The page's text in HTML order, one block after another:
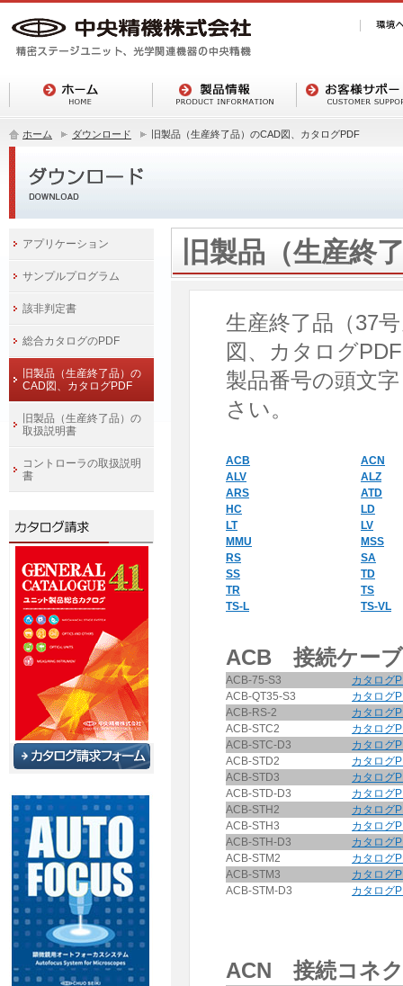
ホーム ダウンロード 旧製品（生産終了品）のCAD図、カタログPDF
旧製品（生産終
生産終了品（37
図、カタログ
製品番号の頭文
さい。
ACB
ACN
ALV
ALZ
ARS
ATD
HC
LD
LT
LV
MMU
MSS
RS
SA
SS
TD
TR
TS
TS-L
TS-VL
ACB 接続ケー
ACB-75-S3
カタログ
ACB-QT35-S3
カタログ
ACB-RS-2
カタログ
ACB-STC2
カタログ
ACB-STC-D3
カタログ
ACB-STD2
カタログ
ACB-STD3
カタログ
ACB-STD-D3
カタログ
ACB-STH2
カタログ
ACB-STH3
カタログ
ACB-STH-D3
カタログ
ACB-STM2
カタログ
ACB-STM3
カタログ
ACB-STM-D3
カタログ
ACN 接続コネ
アプリケーション
サンプルプログラム
該非判定書
総合カタログのPDF
旧製品（生産終了品）の
CAD図、カタログPDF
旧製品（生産終了品）の
取扱説明書
コントローラの取扱説明
書